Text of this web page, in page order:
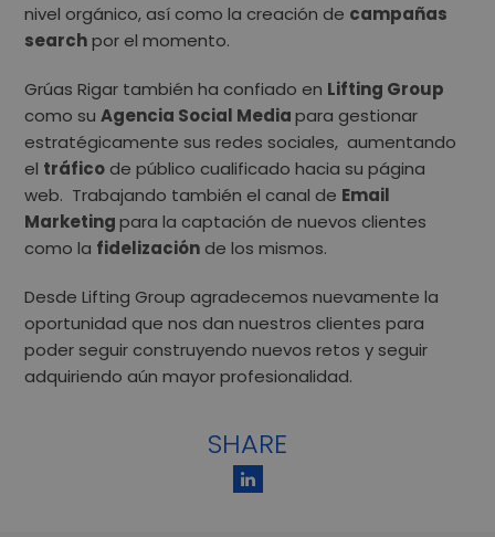
nivel orgánico, así como la creación de campañas
searchpor el momento.
Grúas Rigar también ha confiado en Lifting Group
como suAgencia Social Mediapara gestionar
estratégicamente sus redes sociales, aumentando
el tráficode público cualificado hacia su página
web. Trabajando también el canal de Email
Marketingpara la captación de nuevos clientes
como la fidelizaciónde los mismos.
Desde Lifting Group agradecemos nuevamente la
oportunidad que nos dan nuestros clientes para
poder seguir construyendo nuevos retos y seguir
adquiriendo aún mayor profesionalidad.
SHARE